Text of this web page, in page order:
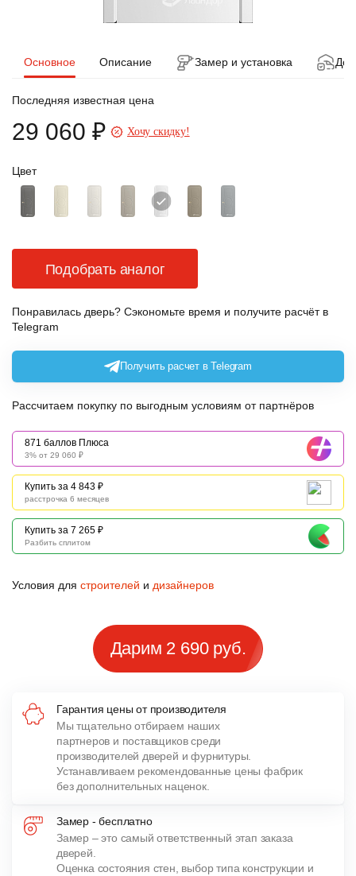
Основное Описание Замер и установка
Цвет
Последняя известная цена
29 060 ₽ Хочу скидку!
Подобрать аналог
Понравилась дверь? Сэкономьте время и получите расчёт в
Telegram
Получить расчет в Telegram
Рассчитаем покупку по выгодным условиям от партнёров
871 баллов Плюса
3% от 29 060 ₽
Купить за 4 843 ₽
расстрочка 6 месяцев
Купить за 7 265 ₽
Разбить сплитом
Условия для строителей и дизайнеров
Дарим 2 690 руб.
Гарантия цены от производителя
Мы тщательно отбираем наших
партнеров и поставщиков среди
производителей дверей и фурнитуры.
Устанавливаем рекомендованные цены фабрик
без дополнительных наценок.
Замер - бесплатно
Замер – это самый ответственный этап заказа
дверей.
Оценка состояния стен, выбор типа конструкции и